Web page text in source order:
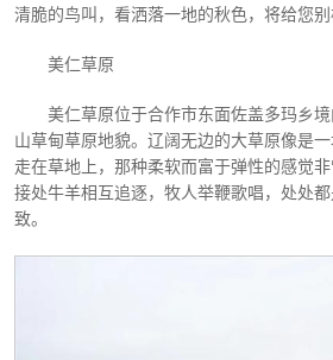
清脆的鸟叫，看洒落一地的秋色，将给您别
美仁草原
美仁草原位于合作市东面佐盖多玛乡
山草甸草原地貌。辽阔无边的大草原像是一
走在草地上，那种柔软而富于弹性的感觉
接处牛羊相互追逐，牧人举鞭歌唱，处处
致。